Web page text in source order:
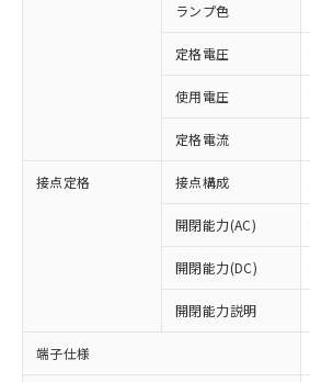
ランプ色
定格電圧
使用電圧
定格電流
接点定格 接点構成
開閉能力(AC)
開閉能力(DC)
開閉能力説明
端子仕様
※1 対応状況